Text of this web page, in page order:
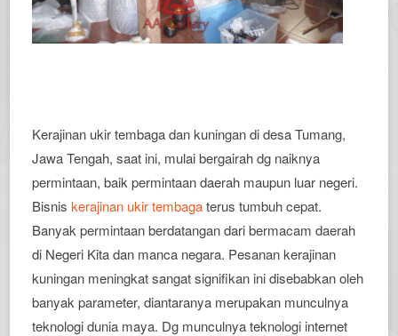
Kerajinan ukir tembaga dan kuningan di desa Tumang,
Jawa Tengah, saat ini, mulai bergairah dg naiknya
permintaan, baik permintaan daerah maupun luar negeri.
Bisniskerajinan ukir tembagaterus tumbuh cepat.
Banyak permintaan berdatangan dari bermacam daerah
di Negeri Kita dan manca negara. Pesanan kerajinan
kuningan meningkat sangat signifikan ini disebabkan oleh
banyak parameter, diantaranya merupakan munculnya
teknologi dunia maya. Dg munculnya teknologi internet